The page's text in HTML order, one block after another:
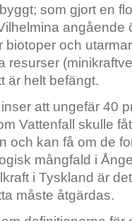
som gjort en
angående
biotoper och
resurser
är helt befängt.
att ungefär 40
Vattenfall skulle
och kan få om de
mångfald i
i Tyskland är
måste åtgärdas.